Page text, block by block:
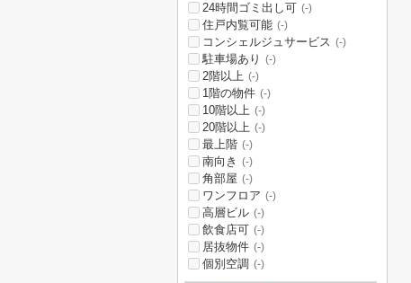
24時間ゴミ出し可 (-)
住戸内覧可能 (-)
コンシェルジュサービス (-)
駐車場あり (-)
2階以上 (-)
1階の物件 (-)
10階以上 (-)
20階以上 (-)
最上階 (-)
南向き (-)
角部屋 (-)
ワンフロア (-)
高層ビル (-)
飲食店可 (-)
居抜物件 (-)
個別空調 (-)